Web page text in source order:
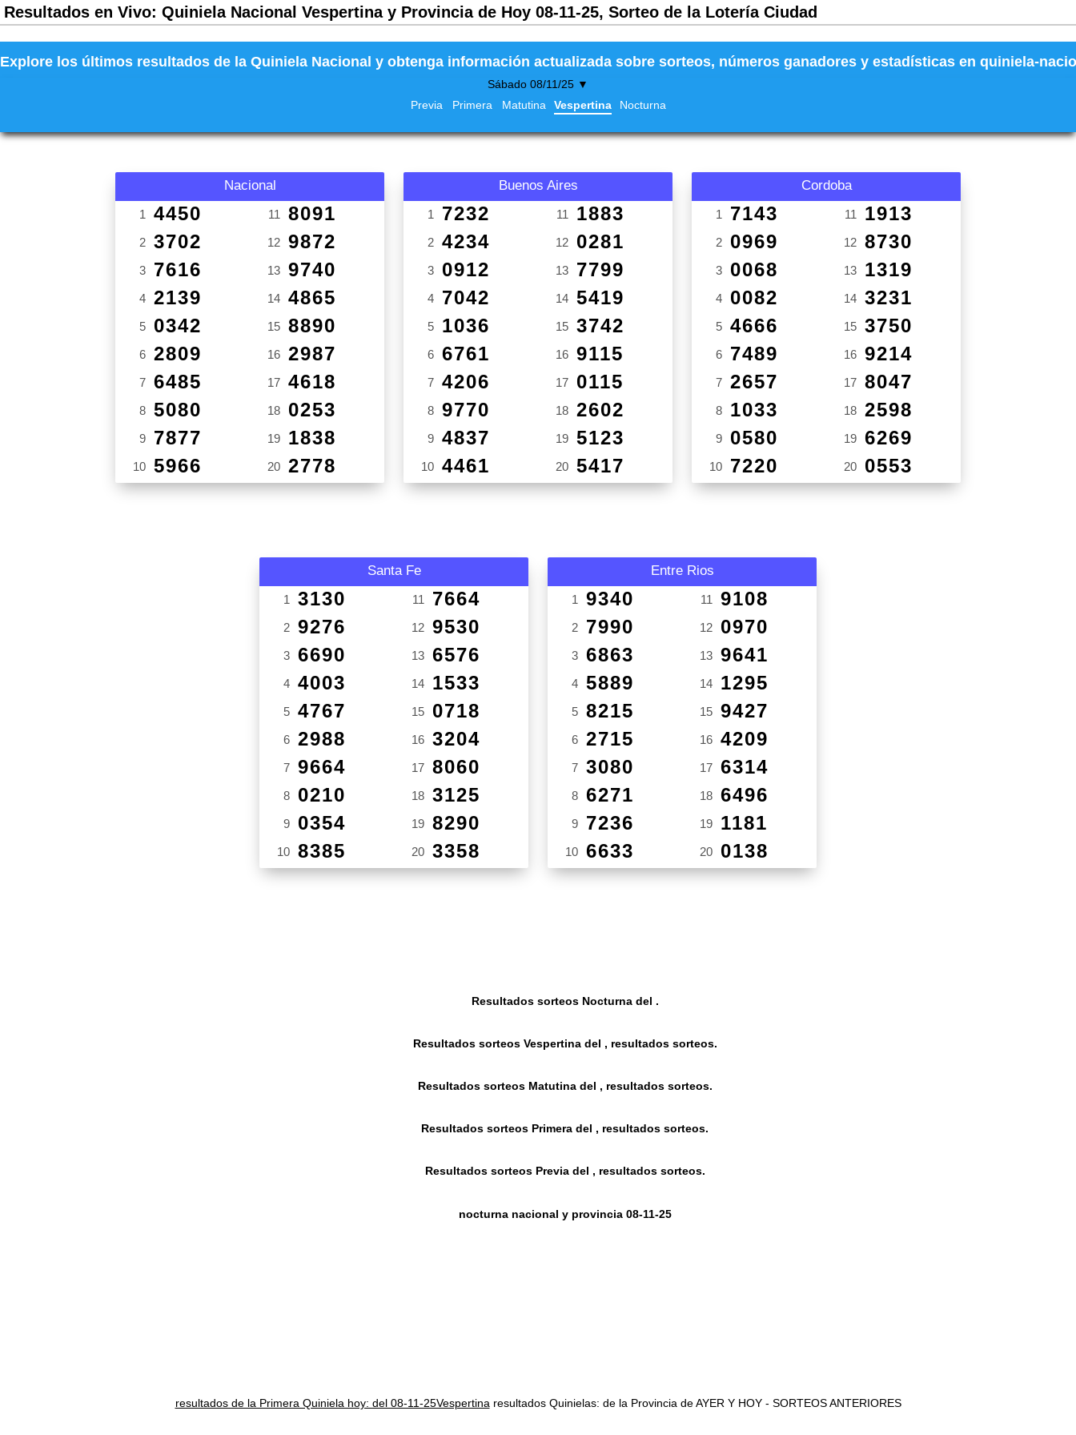
Resultados en Vivo: Quiniela Nacional Vespertina y Provincia de Hoy 08-11-25, Sorteo de la Lotería Ciudad
Explore los últimos resultados de la Quiniela Nacional y obtenga información actualizada sobre sorteos, números ganadores y estadísticas en quiniela-
Sábado 08/11/25 ▼
Previa
Primera Matutina Vespertina Nocturna
Nacional
1 4450
2 3702
3 7616
4 2139
5 0342
6 2809
7 6485
8 5080
9 7877
10 5966
11 8091
12 9872
13 9740
14 4865
15 8890
16 2987
17 4618
18 0253
19 1838
20 2778
Buenos Aires
1 7232
2 4234
3 0912
4 7042
5 1036
6 6761
7 4206
8 9770
9 4837
10 4461
11 1883
12 0281
13 7799
14 5419
15 3742
16 9115
17 0115
18 2602
19 5123
20 5417
Cordoba
1 7143
2 0969
3 0068
4 0082
5 4666
6 7489
7 2657
8 1033
9 0580
10 7220
11 1913
12 8730
13 1319
14 3231
15 3750
16 9214
17 8047
18 2598
19 6269
20 0553
Santa Fe
1 3130
2 9276
3 6690
4 4003
5 4767
6 2988
7 9664
8 0210
9 0354
10 8385
11 7664
12 9530
13 6576
14 1533
15 0718
16 3204
17 8060
18 3125
19 8290
20 3358
Entre Rios
1 9340
2 7990
3 6863
4 5889
5 8215
6 2715
7 3080
8 6271
9 7236
10 6633
11 9108
12 0970
13 9641
14 1295
15 9427
16 4209
17 6314
18 6496
19 1181
20 0138
Resultados sorteos Nocturna del .
Resultados sorteos Vespertina del , resultados sorteos.
Resultados sorteos Matutina del , resultados sorteos.
Resultados sorteos Primera del , resultados sorteos.
Resultados sorteos Previa del , resultados sorteos.
nocturna nacional y provincia 08-11-25
resultados de la Primera Quiniela hoy: del 08-11-25Vespertina resultados Quinielas: de la Provincia de AYER Y HOY - SORTEOS ANTERIORES